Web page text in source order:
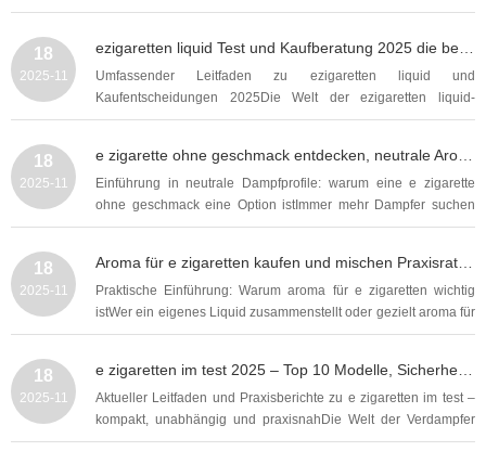
empfehlen? Die Antwort hängt von mehreren Faktoren ab:
Akku-Laufzeit, Geschmack und Budget. In...
18
2025-11
ezigaretten liquid Test und Kaufberatung 2025 die besten Aromen Nikotinstärken und Spartipps
Umfassender Leitfaden zu ezigaretten liquid und
Kaufentscheidungen 2025Die Welt der ezigaretten liquid-
Aromen entwickelt sich schnell weiter, und wer heute einkauft,
Nikotinstärke ist sinnvoll, wie kann ich sparen und worauf...
18
2025-11
e zigarette ohne geschmack entdecken, neutrale Aromen verstehen und richtig genießen
Einführung in neutrale Dampfprofile: warum eine e zigarette
ohne geschmack eine Option istImmer mehr Dampfer suchen
nach Varianten, die nicht von süßen, fruchtigen oder kräftigen
bedeutet nicht zwangsläufig, dass keinerlei...
18
2025-11
Aroma für e zigaretten kaufen und mischen Praxisratgeber zu Liquid Aromen Intensität und Sicherheit
Praktische Einführung: Warum aroma für e zigaretten wichtig
istWer ein eigenes Liquid zusammenstellt oder gezielt aroma für
e zigaretten kaufen möchte, steht vor vielen Entscheidungen:
vertragen sich, und welche...
18
2025-11
e zigaretten im test 2025 – Top 10 Modelle, Sicherheit, Dampfleistung und Kaufberatung
Aktueller Leitfaden und Praxisberichte zu e zigaretten im test –
kompakt, unabhängig und praxisnahDie Welt der Verdampfer
wandelt sich schnell: seit Jahren gehören elektronische